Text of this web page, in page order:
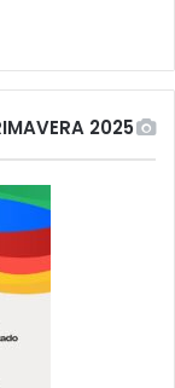
2025